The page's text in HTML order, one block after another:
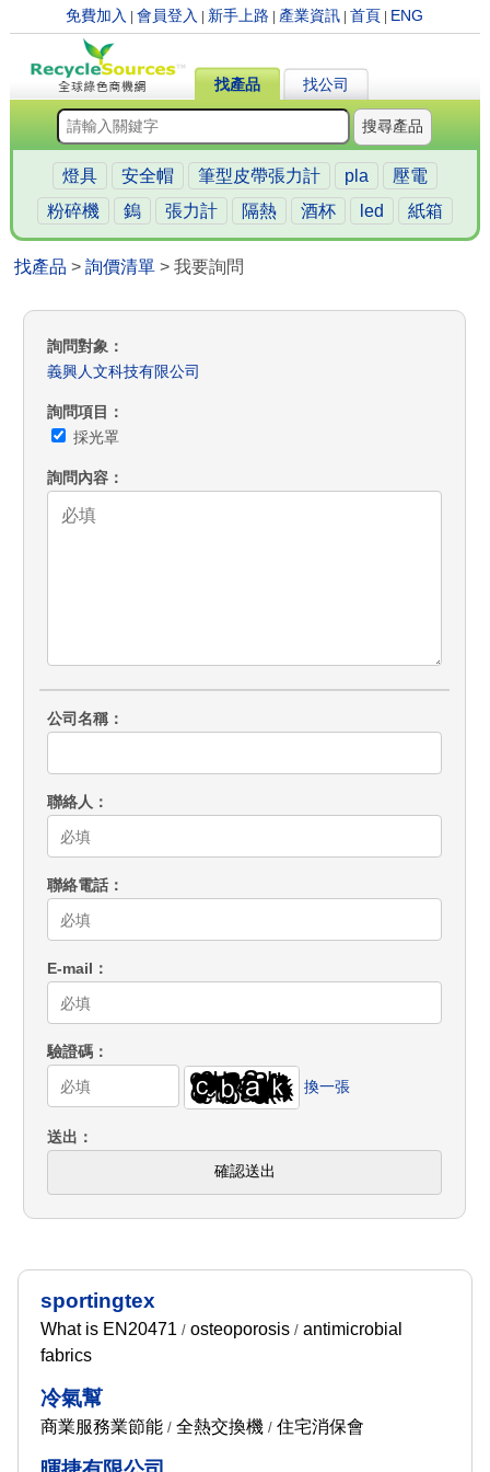
免費加入 |會員登入 新手上路 產業資訊 |首頁 ENG
找產品 找公司
搜尋產品
燈具 安全帽 筆型皮帶張力計 pla
壓電
粉碎機
鎢 張力計 隔熱 酒杯 led 紙箱
找產品 >詢價清單 > 我要詢問
詢問對象
義興人文科技有限公司
詢問項目
採光罩
詢問內容
公司名稱
聯絡人
聯絡電話
E-mail
驗證碼
換一張
送出
確認送出
sportingtex
What is EN20471 / osteoporosis/ antimicrobial
fabrics
冷氣幫
商業服務業節能/ 全熱交換機/ 住宅消保會